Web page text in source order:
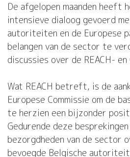
De afgelopen maanden heeft
intensieve dialoog gevoerd
autoriteiten en de Europese
belangen van de sector te
discussies over de REACH-
Wat REACH betreft, is de
Europese Commissie om de
te herzien een bijzonder
Gedurende deze
bezorgdheden van de sector
bevoegde Belgische